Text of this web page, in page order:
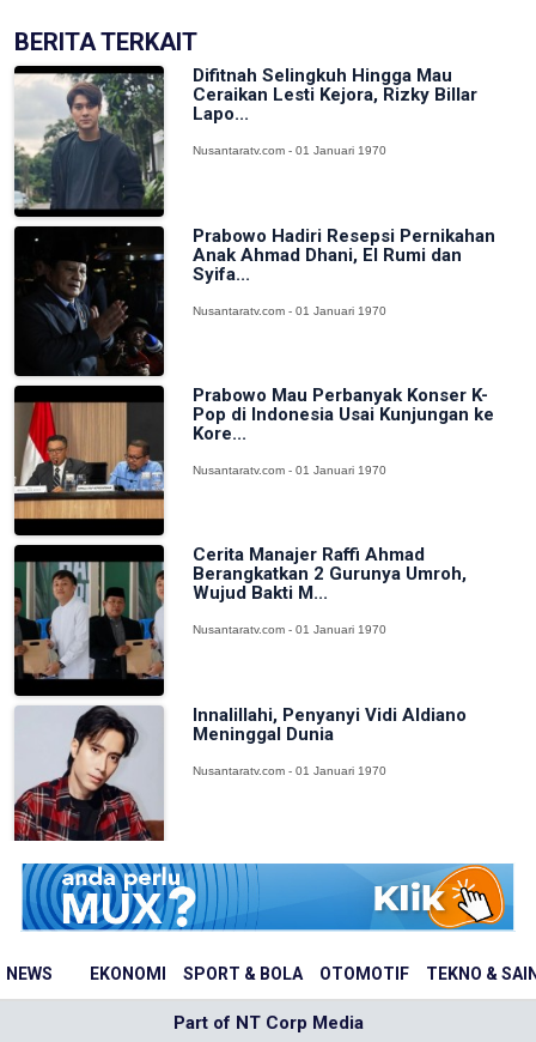
NEWS EKONOMI SPORT & BOLA OTOMOTIF TEKNO &
BERITA TERKAIT
Difitnah Selingkuh Hingga Mau
Ceraikan Lesti Kejora, Rizky Billar
Lapo...
Nusantaratv.com - 01 Januari 1970
Prabowo Hadiri Resepsi Pernikahan
Anak Ahmad Dhani, El Rumi dan
Syifa...
Nusantaratv.com - 01 Januari 1970
Prabowo Mau Perbanyak Konser K-
Pop di Indonesia Usai Kunjungan ke
Kore...
Nusantaratv.com - 01 Januari 1970
Cerita Manajer Raffi Ahmad
Berangkatkan 2 Gurunya Umroh,
Wujud Bakti M...
Nusantaratv.com - 01 Januari 1970
Innalillahi, Penyanyi Vidi Aldiano
Meninggal Dunia
Nusantaratv.com - 01 Januari 1970
Part of NT Corp Media